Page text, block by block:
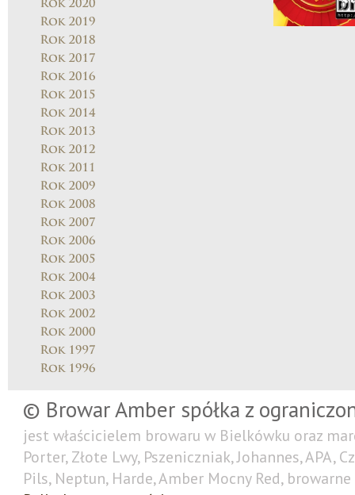
© Browar Amber spółka z
jest właścicielem browaru w Bielkówku oraz
Porter, Złote Lwy, Pszeniczniak, Johannes, APA,
Pils, Neptun, Harde, Amber Mocny Red,